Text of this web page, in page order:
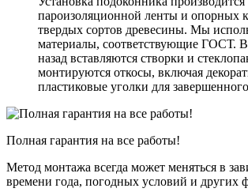
пароизоляционной ленты и опорных
твердых сортов древесины. Мы
материалы, соответствующие ГОСТ.
назад вставляются створки и
монтируются откосы, включая
пластиковые уголки для
Полная гарантия на все работы!
Метод монтажа всегда может меняться в
времени года, погодных условий и других